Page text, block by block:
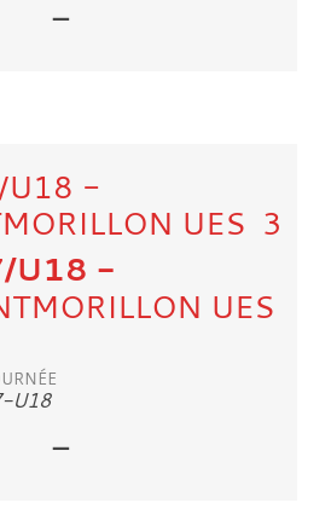
-
U18 -
UES 3
U18 -
UES
U18
-